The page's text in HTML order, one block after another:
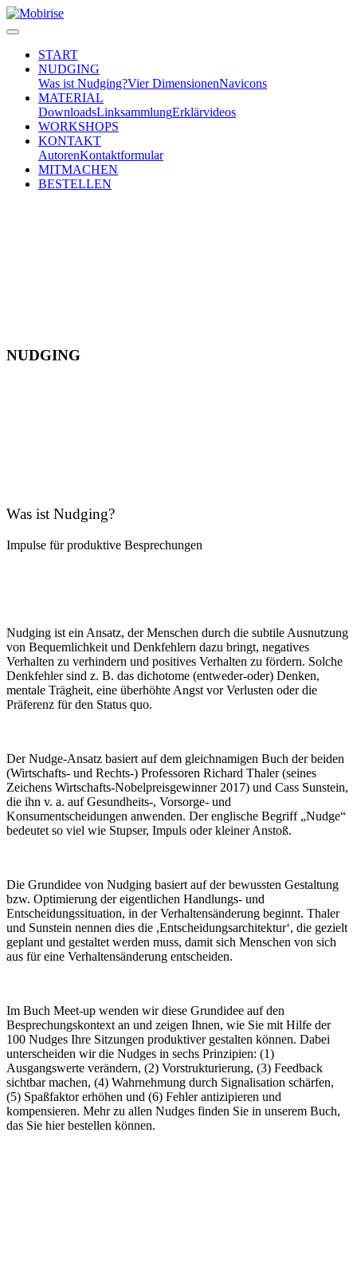
START
NUDGING
Was ist Nudging?Vier DimensionenNavicons
MATERIAL
DownloadsLinksammlungErklärvideos
WORKSHOPS
KONTAKT
AutorenKontaktformular
MITMACHEN
BESTELLEN
NUDGING
Was ist Nudging?
Impulse für produktive Besprechungen
Nudging ist ein Ansatz, der Menschen durch die subtile Ausnutzung
von Bequemlichkeit und Denkfehlern dazu bringt, negatives
Verhalten zu verhindern und positives Verhalten zu fördern. Solche
Denkfehler sind z. B. das dichotome (entweder-oder) Denken,
mentale Trägheit, eine überhöhte Angst vor Verlusten oder die
Präferenz für den Status quo.
Der Nudge-Ansatz basiert auf dem gleichnamigen Buch der beiden
(Wirtschafts- und Rechts-) Professoren Richard Thaler (seines
Zeichens Wirtschafts-Nobelpreisgewinner 2017) und Cass Sunstein,
die ihn v. a. auf Gesundheits-, Vorsorge- und
Konsumentscheidungen anwenden. Der englische Begriff „Nudge“
bedeutet so viel wie Stupser, Impuls oder kleiner Anstoß.
Die Grundidee von Nudging basiert auf der bewussten Gestaltung
bzw. Optimierung der eigentlichen Handlungs- und
Entscheidungssituation, in der Verhaltensänderung beginnt. Thaler
und Sunstein nennen dies die ,Entscheidungsarchitektur‘, die gezielt
geplant und gestaltet werden muss, damit sich Menschen von sich
aus für eine Verhaltensänderung entscheiden.
Im Buch Meet-up wenden wir diese Grundidee auf den
Besprechungskontext an und zeigen Ihnen, wie Sie mit Hilfe der
100 Nudges Ihre Sitzungen produktiver gestalten können. Dabei
unterscheiden wir die Nudges in sechs Prinzipien: (1)
Ausgangswerte verändern, (2) Vorstrukturierung, (3) Feedback
sichtbar machen, (4) Wahrnehmung durch Signalisation schärfen,
(5) Spaßfaktor erhöhen und (6) Fehler antizipieren und
kompensieren. Mehr zu allen Nudges finden Sie in unserem Buch,
das Sie hier bestellen können.